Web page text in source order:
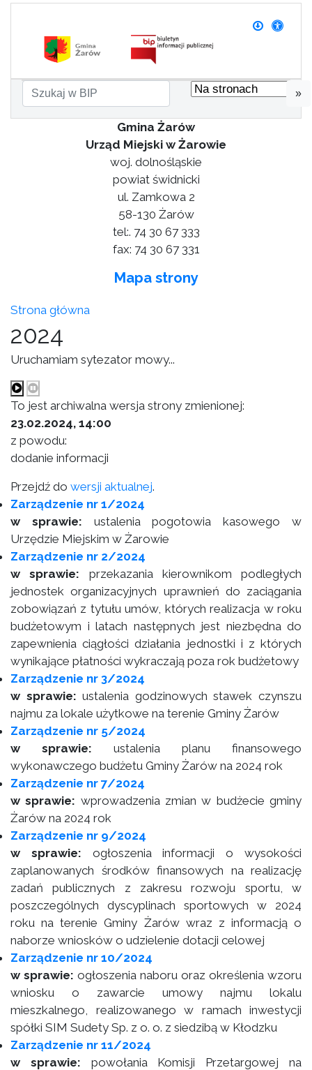
»
Gmina Żarów
Urząd Miejski w Żarowie
woj. dolnośląskie
powiat świdnicki
ul. Zamkowa 2
58-130 Żarów
tel:. 74 30 67 333
fax: 74 30 67 331
Mapa strony
Strona główna
2024
Uruchamiam sytezator mowy...
To jest archiwalna wersja strony zmienionej:
23.02.2024, 14:00
z powodu:
dodanie informacji
Przejdź do wersji aktualnej.
Zarządzenie nr 1/2024
w sprawie: ustalenia pogotowia kasowego w
Urzędzie Miejskim w Żarowie
Zarządzenie nr 2/2024
w sprawie: przekazania kierownikom podległych
jednostek organizacyjnych uprawnień do zaciągania
zobowiązań z tytułu umów, których realizacja w roku
budżetowym i latach następnych jest niezbędna do
zapewnienia ciągłości działania jednostki i z których
wynikające płatności wykraczają poza rok budżetowy
Zarządzenie nr 3/2024
w sprawie: ustalenia godzinowych stawek czynszu
najmu za lokale użytkowe na terenie Gminy Żarów
Zarządzenie nr 5/2024
w sprawie: ustalenia planu finansowego
wykonawczego budżetu Gminy Żarów na 2024 rok
Zarządzenie nr 7/2024
w sprawie: wprowadzenia zmian w budżecie gminy
Żarów na 2024 rok
Zarządzenie nr 9/2024
w sprawie: ogłoszenia informacji o wysokości
zaplanowanych środków finansowych na realizację
zadań publicznych z zakresu rozwoju sportu, w
poszczególnych dyscyplinach sportowych w 2024
roku na terenie Gminy Żarów wraz z informacją o
naborze wniosków o udzielenie dotacji celowej
Zarządzenie nr 10/2024
w sprawie: ogłoszenia naboru oraz określenia wzoru
wniosku o zawarcie umowy najmu lokalu
mieszkalnego, realizowanego w ramach inwestycji
spółki SIM Sudety Sp. z o. o. z siedzibą w Kłodzku
Zarządzenie nr 11/2024
w sprawie: powołania Komisji Przetargowej na